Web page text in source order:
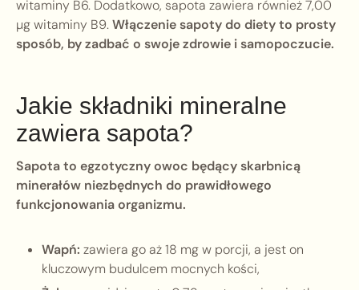
witaminy B6. Dodatkowo, sapota zawiera również 7,00
µg witaminy B9.Włączenie sapoty do diety to prosty
sposób, by zadbać o swoje zdrowie i samopoczucie.
Jakie składniki mineralne
zawiera sapota?
Sapota to egzotyczny owoc będący skarbnicą
minerałów niezbędnych do prawidłowego
funkcjonowania organizmu.
Wapń: zawiera go aż 18 mg w porcji, a jest on
kluczowym budulcem mocnych kości,